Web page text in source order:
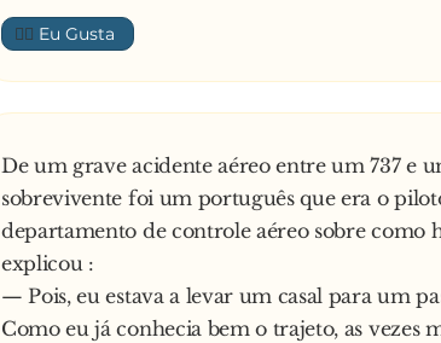
— Não posso ficar no curral, lá tem uma
não posso dormir junto a um animal sagrado.
Então o judeu respondeu:
— Eu dormirei no curral, somos um muito
— Não posso ficar no curral, lá tem um
posso dormir junto a um animal que não seja
Então, o argentino, "muy putón de la vida",
Após uns 30 minutos alguém bate na porta da
👍🏼
De um grave acidente aéreo entre um 737 e
sobrevivente foi um português que era o
departamento de controle aéreo sobre como
explicou :
— Pois, eu estava a levar um casal para um
Como eu já conhecia bem o trajeto, as vezes